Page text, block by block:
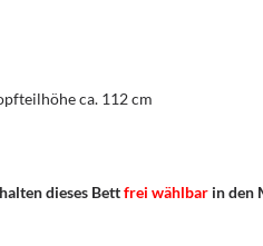
ca. 112 cm
dieses Bettfrei wählbar in den